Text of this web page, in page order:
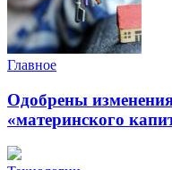
Главное
Одобрены
«материнского